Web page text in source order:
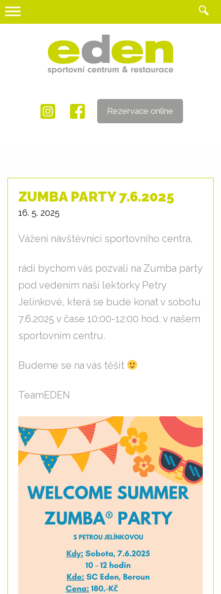
Skip
to
Rezervace online
ZUMBA PARTY 7.6.2025
16. 5. 2025
Vážení návštěvníci sportovního centra,
rádi bychom vás pozvali na Zumba party
pod vedením naší lektorky Petry
Jelínkové, která se bude konat v sobotu
7.6.2025 v čase 10:00-12:00 hod. v našem
sportovním centru.
Budeme se na vás těšit
TeamEDEN